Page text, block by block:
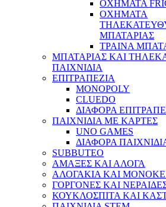
ΟΧΗΜΑΤΑ
ΟΧΗΜΑΤΑ
ΜΠΑΤΑΡΙΑΣ
ΤΡΑΙΝΑ
ΜΠΑΤΑΡΙΑΣ ΚΑΙ
ΠΑΙΧΝΙΔΙΑ
ΕΠΙΤΡΑΠΕΖΙΑ
MONOPOLY
CLUEDO
ΔΙΑΦΟΡΑ
ΠΑΙΧΝΙΔΙΑ ΜΕ ΚΑΡΤΕΣ
UNO GAMES
ΔΙΑΦΟΡΑ
SUBBUTEO
ΑΜΑΞΕΣ ΚΑΙ ΑΛΟΓΑ
ΑΛΟΓΑΚΙΑ ΚΑΙ
ΓΟΡΓΟΝΕΣ ΚΑΙ
ΚΟΥΚΛΟΣΠΙΤΑ ΚΑΙ